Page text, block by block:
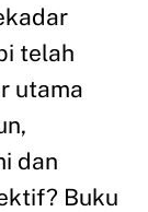
telah
utama
dan
Buku